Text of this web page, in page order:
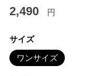
2,490 円
サイズ
ワンサイズ